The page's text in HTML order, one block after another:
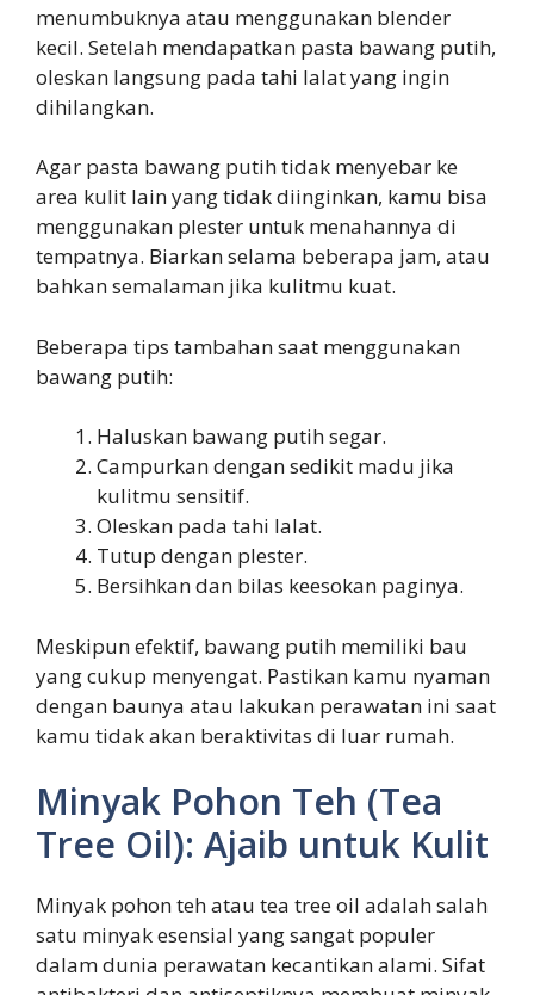
menumbuknya atau menggunakan blender
kecil. Setelah mendapatkan pasta bawang putih,
oleskan langsung pada tahi lalat yang ingin
dihilangkan.
Agar pasta bawang putih tidak menyebar ke
area kulit lain yang tidak diinginkan, kamu bisa
menggunakan plester untuk menahannya di
tempatnya. Biarkan selama beberapa jam, atau
bahkan semalaman jika kulitmu kuat.
Beberapa tips tambahan saat menggunakan
bawang putih:
Haluskan bawang putih segar.
Campurkan dengan sedikit madu jika
kulitmu sensitif.
Oleskan pada tahi lalat.
Tutup dengan plester.
Bersihkan dan bilas keesokan paginya.
Meskipun efektif, bawang putih memiliki bau
yang cukup menyengat. Pastikan kamu nyaman
dengan baunya atau lakukan perawatan ini saat
kamu tidak akan beraktivitas di luar rumah.
Minyak Pohon Teh (Tea
Tree Oil): Ajaib untuk Kulit
Minyak pohon teh atau tea tree oil adalah salah
satu minyak esensial yang sangat populer
dalam dunia perawatan kecantikan alami. Sifat